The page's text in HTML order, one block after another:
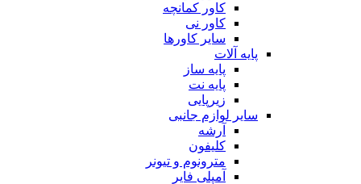
کاور کمانچه
کاور نی
سایر کاورها
پایه آلات
پایه ساز
پایه نت
زیرپایی
سایر لوازم جانبی
آرشه
کلیفون
مترونوم و تیونر
آمپلی فایر